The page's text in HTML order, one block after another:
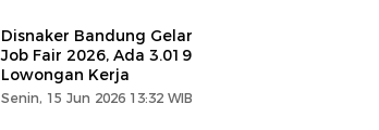
Disnaker Bandung Gelar
Job Fair 2026, Ada 3.019
Lowongan Kerja
Senin, 15 Jun 2026 13:32 WIB